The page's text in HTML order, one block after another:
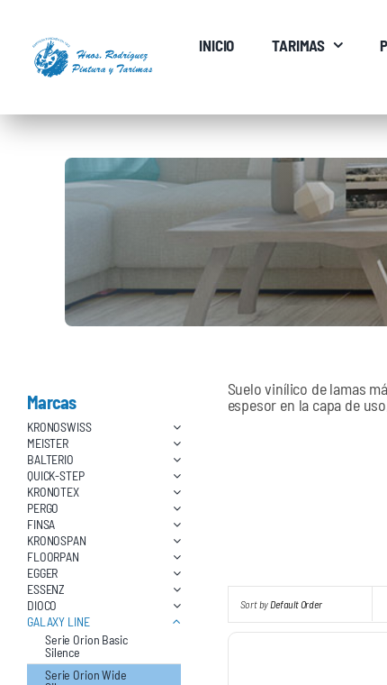
contenido
INICIO TARIMAS
Marcas
KRONOSWISS
MEISTER
BALTERIO
QUICK-STEP
KRONOTEX
PERGO
FINSA
KRONOSPAN
FLOORPAN
EGGER
ESSENZ
DIOCO
GALAXY LINE
Serie Orion Basic
Silence
Serie Orion Wide
Suelo vinílico de lamas
espesor en la capa de
Sort by Default Order